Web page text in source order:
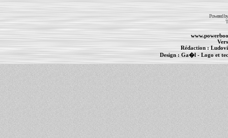
Powered
Rédaction :
Design : Ga�l - Logo et
MacBook Pro-